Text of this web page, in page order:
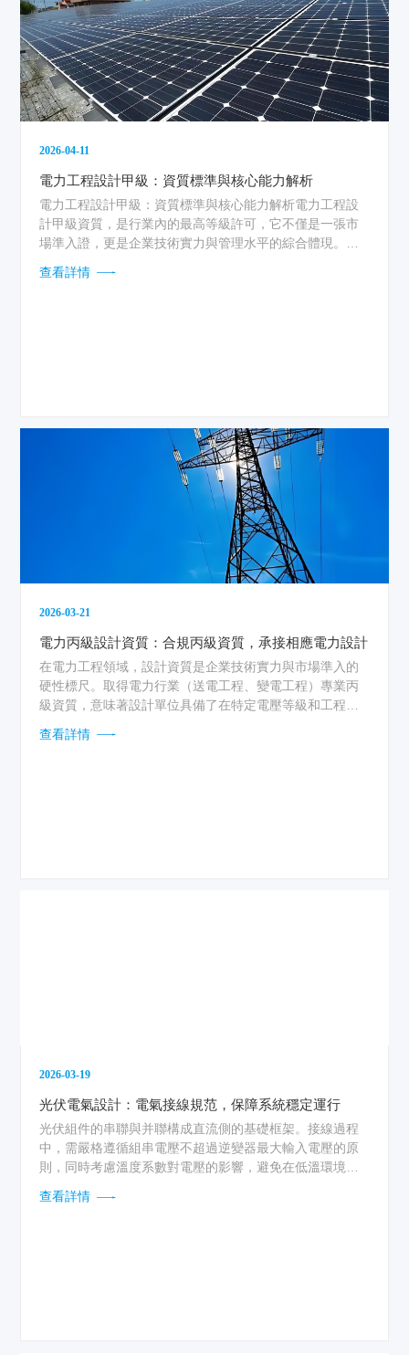
2026-04-11
電力工程設計甲級：資質標準與核心能力解析
電力工程設計甲級：資質標準與核心能力解析電力工程設
計甲級資質，是行業內的最高等級許可，它不僅是一張市
場準入證，更是企業技術實力與管理水平的綜合體現。對
于志在大型、復雜電...
查看詳情
2026-03-21
電力丙級設計資質：合規丙級資質，承接相應電力設計
在電力工程領域，設計資質是企業技術實力與市場準入的
硬性標尺。取得電力行業（送電工程、變電工程）專業丙
級資質，意味著設計單位具備了在特定電壓等級和工程規
模范圍內開展技術服務的法定資格。這不僅是一紙許可證
明，更是企業參與市場競爭、承接相應建設工程總承包業
查看詳情
2026-03-19
光伏電氣設計：電氣接線規范，保障系統穩定運行
光伏組件的串聯與并聯構成直流側的基礎框架。接線過程
中，需嚴格遵循組串電壓不超過逆變器最大輸入電壓的原
則，同時考慮溫度系數對電壓的影響，避免在低溫環境下
出現過壓風險。直流電纜的選擇應具備耐候、耐紫外線和
良好的絕緣性能，通常采用雙絕緣雙護套光伏專用電纜。
查看詳情